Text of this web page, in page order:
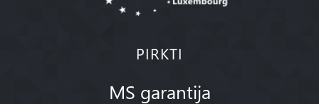
PIRKTI
MS garantija